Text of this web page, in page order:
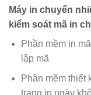
Máy in chuyển
kiểm soát mã in
Phần mềm in
lập mã
Phần mềm thiết